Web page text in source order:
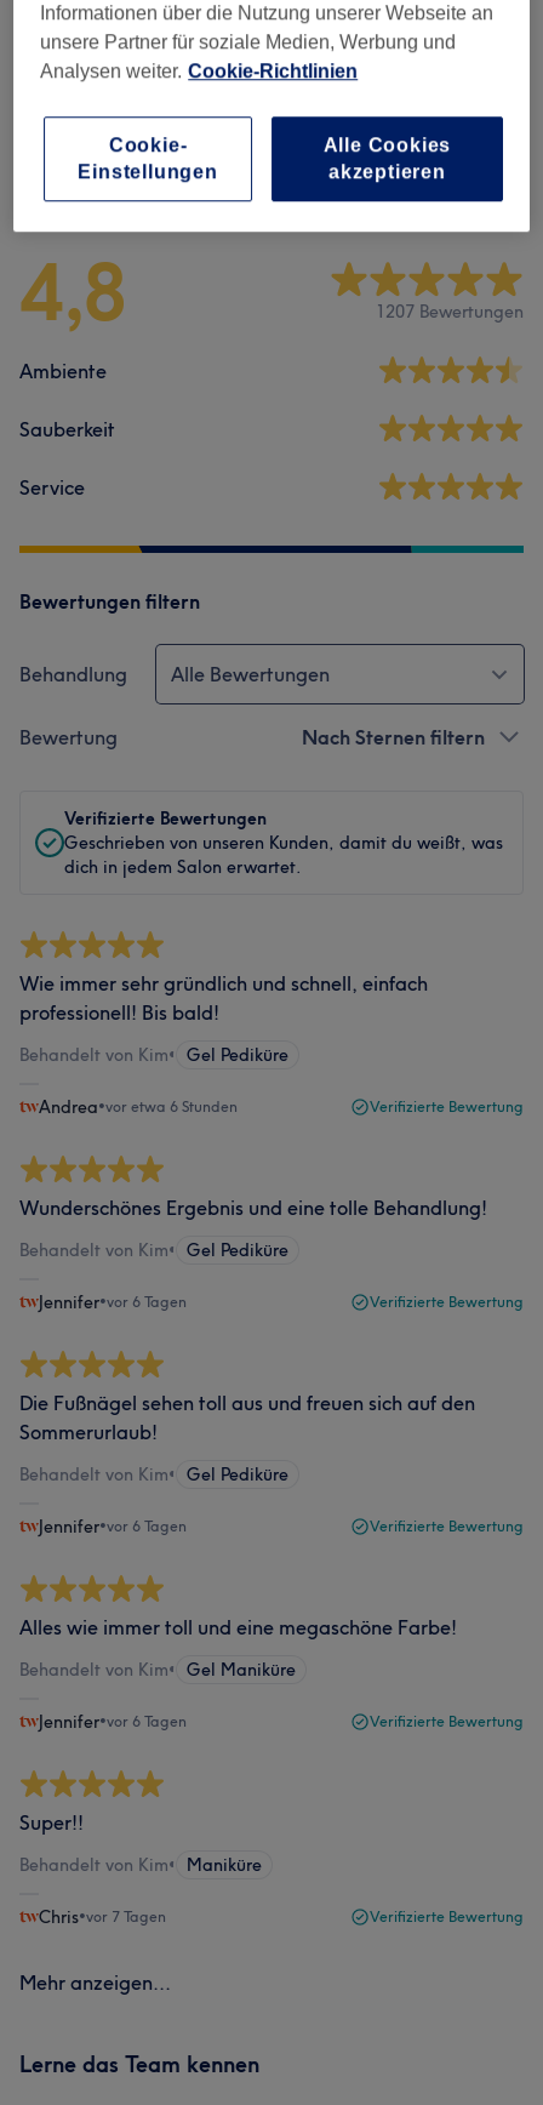
Wimpernverlängerungen (7) ab 10 €
Permanent Make-Up (6)
Salonbewertungen
4,8 1207 Bewertungen
Ambiente
Sauberkeit
Service
Bewertungen filtern
Behandlung Alle Bewertungen
Bewertung Nach Sternen filtern
Verifizierte Bewertungen
Geschrieben von unseren Kunden, damit du weißt, was
dich in jedem Salon erwartet.
Wie immer sehr gründlich und schnell, einfach
professionell! Bis bald!
Behandelt von Kim• Gel Pediküre
Andrea•vor etwa 6 Stunden Verifizierte Bewertung
Wunderschönes Ergebnis und eine tolle Behandlung!
Behandelt von Kim• Gel Pediküre
Jennifer•vor 6 Tagen Verifizierte Bewertung
Die Fußnägel sehen toll aus und freuen sich auf den
Sommerurlaub!
Behandelt von Kim• Gel Pediküre
Jennifer•vor 6 Tagen Verifizierte Bewertung
Alles wie immer toll und eine megaschöne Farbe!
Behandelt von Kim• Gel Maniküre
Jennifer•vor 6 Tagen Verifizierte Bewertung
Super!!
Behandelt von Kim• Maniküre
Chris•vor 7 Tagen Verifizierte Bewertung
Mehr anzeigen...
Lerne das Team kennen
Informationen über die Nutzung unserer Webseite an
unsere Partner für soziale Medien, Werbung und
Analysen weiter. Cookie-Richtlinien
Cookie-
Einstellungen
Alle Cookies
akzeptieren